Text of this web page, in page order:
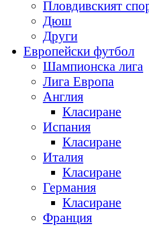
Пловдивският
Дюш
Други
Европейски футбол
Шампионска лига
Лига Европа
Англия
Класиране
Испания
Класиране
Италия
Класиране
Германия
Класиране
Франция